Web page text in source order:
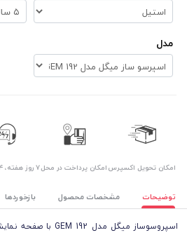
مدل
اﻣﮑﺎن ﺗﺤﻮﯾﻞ اﮐﺴﭙﺮسامکان پرداخت در محل۷ روز ﻫﻔﺘﻪ، ۲۴ ﺳﺎﻋﺘﻪ
توضیحات مشخصات محصول بازخوردها